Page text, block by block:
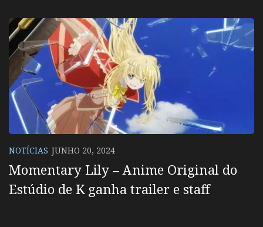
NOTÍCIAS JUNHO 20, 2024
Momentary Lily – Anime Original do
Estúdio de K ganha trailer e staff